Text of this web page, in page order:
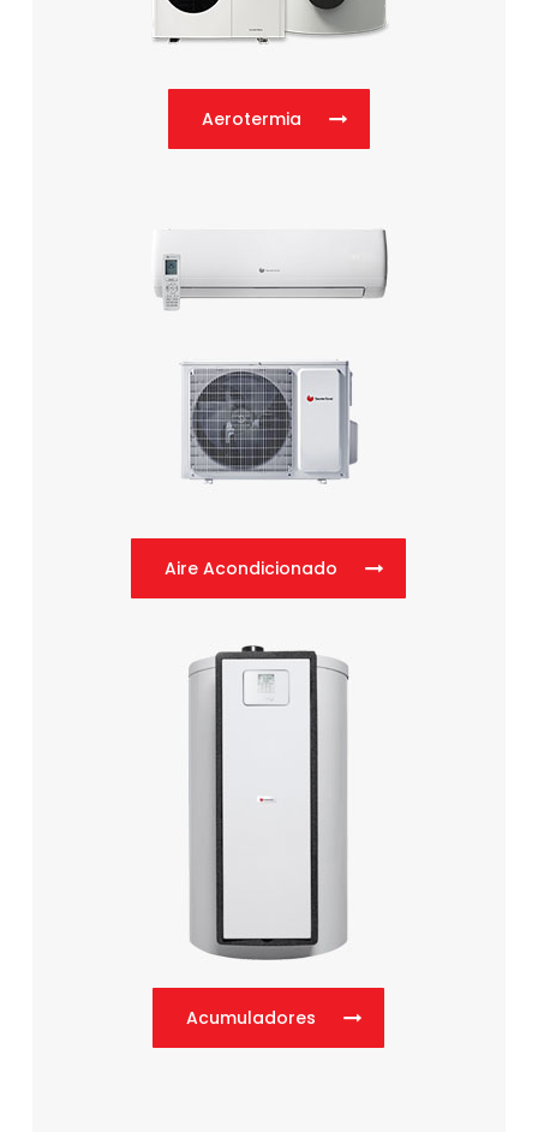
Aerotermia
Aire Acondicionado
Acumuladores